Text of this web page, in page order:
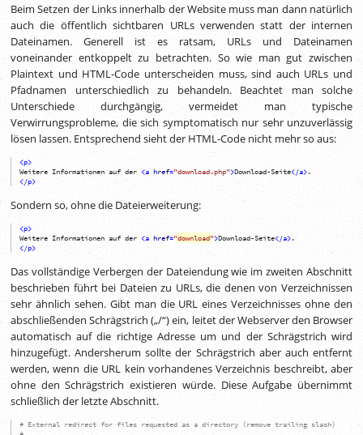
Beim Setzen der Links innerhalb der Website muss man dann natürlich
auch die öffentlich sichtbaren URLs verwenden statt der internen
Dateinamen. Generell ist es ratsam, URLs und Dateinamen
voneinander entkoppelt zu betrachten. So wie man gut zwischen
Plaintext und HTML-Code unterscheiden muss, sind auch URLs und
Pfadnamen unterschiedlich zu behandeln. Beachtet man solche
Unterschiede durchgängig, vermeidet man typische
Verwirrungsprobleme, die sich symptomatisch nur sehr unzuverlässig
lösen lassen. Entsprechend sieht der HTML-Code nicht mehr so aus:
<p>
Weitere Informationen auf der <a href="download.php">Download-Seite</a>.
</p>
Sondern so, ohne die Dateierweiterung:
<p>
Weitere Informationen auf der <a href="download">Download-Seite</a>.
</p>
Das vollständige Verbergen der Dateiendung wie im zweiten Abschnitt
beschrieben führt bei Dateien zu URLs, die denen von Verzeichnissen
sehr ähnlich sehen. Gibt man die URL eines Verzeichnisses ohne den
abschließenden Schrägstrich („/“) ein, leitet der Webserver den Browser
automatisch auf die richtige Adresse um und der Schrägstrich wird
hinzugefügt. Andersherum sollte der Schrägstrich aber auch entfernt
werden, wenn die URL kein vorhandenes Verzeichnis beschreibt, aber
ohne den Schrägstrich existieren würde. Diese Aufgabe übernimmt
schließlich der letzte Abschnitt.
# External redirect for files requested as a directory (remove trailing slash)